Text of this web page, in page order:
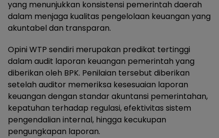
yang menunjukkan konsistensi pemerintah daerah
dalam menjaga kualitas pengelolaan keuangan yang
akuntabel dan transparan.
Opini WTP sendiri merupakan predikat tertinggi
dalam audit laporan keuangan pemerintah yang
diberikan oleh BPK. Penilaian tersebut diberikan
setelah auditor memeriksa kesesuaian laporan
keuangan dengan standar akuntansi pemerintahan,
kepatuhan terhadap regulasi, efektivitas sistem
pengendalian internal, hingga kecukupan
pengungkapan laporan.